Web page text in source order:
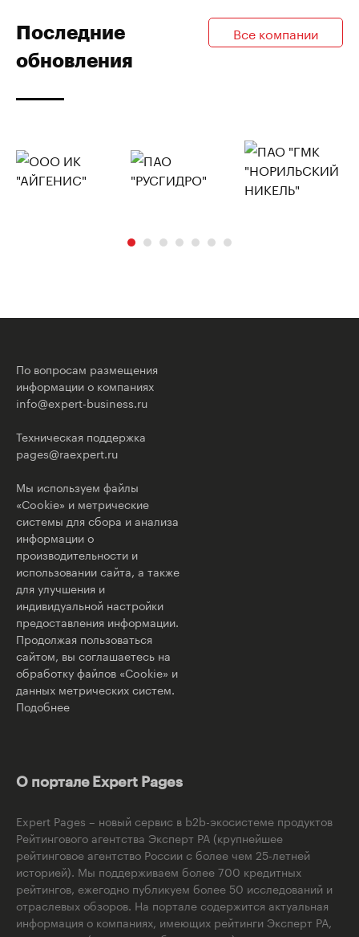
Последние
обновления
Все компании
По вопросам размещения
информации о компаниях
info@expert-business.ru
Техническая поддержка
pages@raexpert.ru
Мы используем файлы
«Cookie» и метрические
системы для сбора и анализа
информации о
производительности и
использовании сайта, а также
для улучшения и
индивидуальной настройки
предоставления информации.
Продолжая пользоваться
сайтом, вы соглашаетесь на
обработку файлов «Cookie» и
данных метрических систем.
Подобнее
О портале Expert Pages
Expert Pages – новый сервис в b2b-экосистеме продуктов
Рейтингового агентства Эксперт РА (крупнейшее
рейтинговое агентство России с более чем 25-летней
историей). Мы поддерживаем более 700 кредитных
рейтингов, ежегодно публикуем более 50 исследований и
отраслевых обзоров. На портале содержится актуальная
информация о компаниях, имеющих рейтинги Эксперт РА,